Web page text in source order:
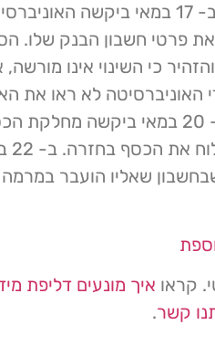
את תיבות הדואר הנכנס. ב- 17 במאי
פרטי חשבון הבנק שלו.
כי השינוי אינו
האוניברסיטה לא ראו את
שלושה ימים לאחר מכן. ב- 20 במאי ביקשה
שאליו הועבר
קראו איך מונעים דליפת
קשר.